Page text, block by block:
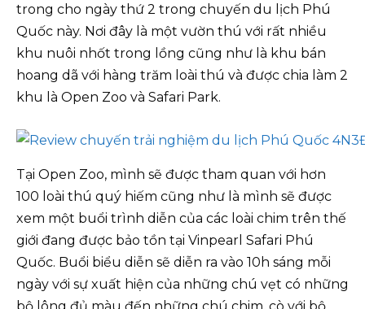
trong cho ngày thứ 2 trong chuyến du lịch Phú
Quốc này. Nơi đây là một vườn thú với rất nhiều
khu nuôi nhốt trong lồng cũng như là khu bán
hoang dã với hàng trăm loài thú và được chia làm 2
khu là Open Zoo và Safari Park.
Tại Open Zoo, mình sẽ được tham quan với hơn
100 loài thú quý hiếm cũng như là mình sẽ được
xem một buổi trình diễn của các loài chim trên thế
giới đang được bảo tồn tại Vinpearl Safari Phú
Quốc. Buổi biểu diễn sẽ diễn ra vào 10h sáng mỗi
ngày với sự xuất hiện của những chú vẹt có những